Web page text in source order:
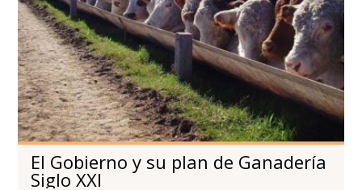
El Gobierno y su plan de Ganadería
Siglo XXI